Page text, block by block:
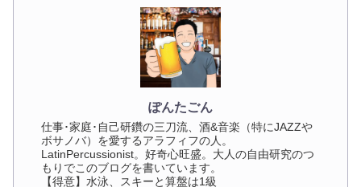
ぽんたごん
仕事･家庭･自己研鑽の三刀流、酒&音楽（特にJAZZや
ボサノバ）を愛するアラフィフの人。
LatinPercussionist。好奇心旺盛。大人の自由研究のつ
もりでこのブログを書いています。
【得意】水泳、スキーと算盤は1級